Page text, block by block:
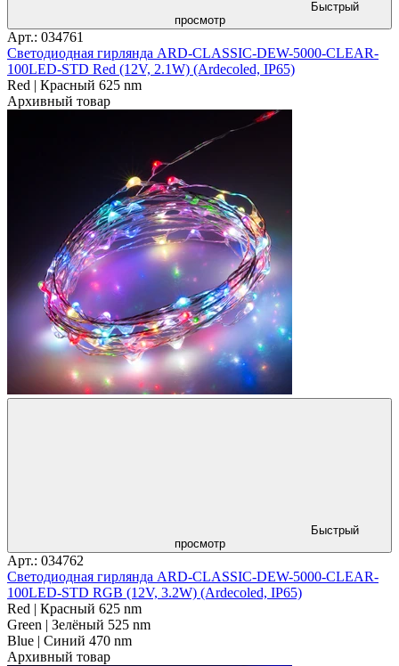
Быстрый
просмотр
Арт.: 034761
Светодиодная гирлянда ARD-CLASSIC-DEW-5000-CLEAR-
100LED-STD Red (12V, 2.1W) (Ardecoled, IP65)
Red | Красный 625 nm
Архивный товар
Быстрый
просмотр
Арт.: 034762
Светодиодная гирлянда ARD-CLASSIC-DEW-5000-CLEAR-
100LED-STD RGB (12V, 3.2W) (Ardecoled, IP65)
Red | Красный 625 nm
Green | Зелёный 525 nm
Blue | Синий 470 nm
Архивный товар